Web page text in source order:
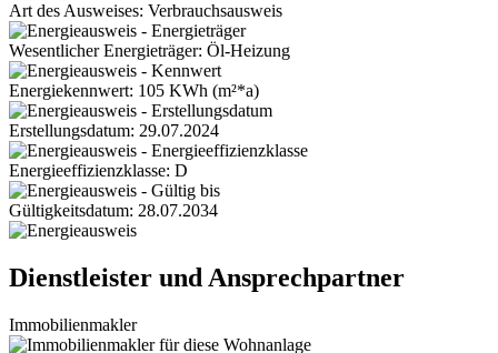
Art des Ausweises: Verbrauchsausweis
Wesentlicher Energieträger: Öl-Heizung
Energiekennwert: 105 KWh (m²*a)
Erstellungsdatum: 29.07.2024
Energieeffizienzklasse: D
Gültigkeitsdatum: 28.07.2034
Dienstleister und Ansprechpartner
Immobilienmakler